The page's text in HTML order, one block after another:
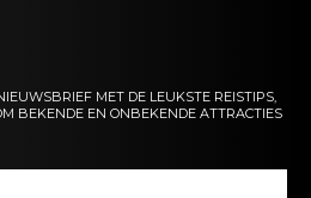
MET DE LEUKSTE REISTIPS,
BEKENDE EN ONBEKENDE ATTRACTIES